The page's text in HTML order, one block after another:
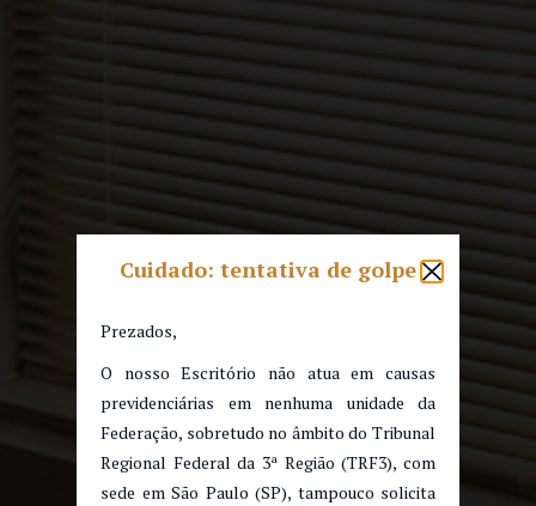
Cuidado: tentativa de golpe
Prezados,
O nosso Escritório não atua em causas
previdenciárias em nenhuma unidade da
Federação, sobretudo no âmbito do Tribunal
Regional Federal da 3ª Região (TRF3), com
sede em São Paulo (SP), tampouco solicita